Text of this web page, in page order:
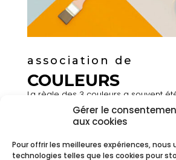
Gérer le
aux cookies
Pour offrir les meilleures expériences, nous
technologies telles que les cookies pour
association de
COULEURS
La règle des 3 couleurs a souvent
dans l’univers de la décoration. Les
vives ou contemporaines sont de
de mur, en soubassement, au
dans les encadrements des portes,